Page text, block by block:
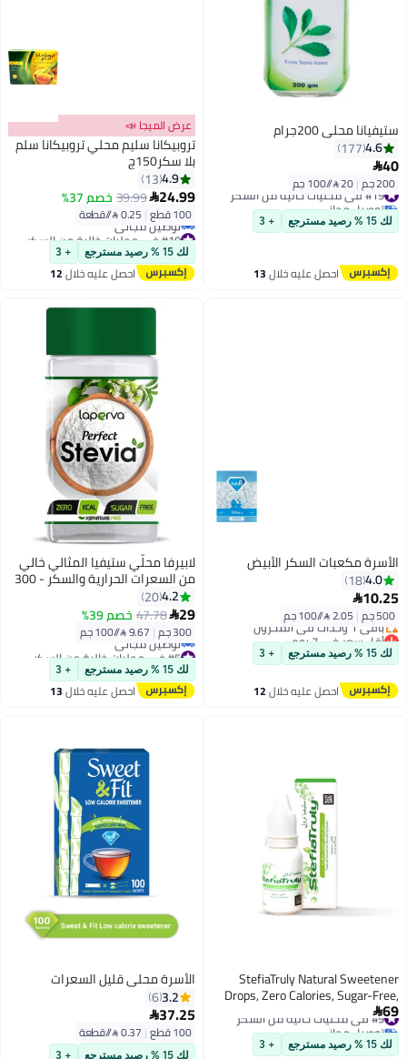
ستيفيانا محلي 200جرام
4.6
177
40
200 جم | #19 في محليات خالية من السكر
توصيل مجاني
#19 في محليات خالية من السكرلك 15 % رصيد مسترجع + 3
احصل عليه خلال13
عرض الميجا 📣
تروبيكانا سليم محلي تروبيكانا سلم
بلا سكر150ج
4.9
13
24.99
39.99خصم 37%
100 قطع |
#10 في محليات خالية من السكر
أقل سعر في 30 يوم
توصيل مجاني
#10 في محليات خالية من السكر
لك 15 % رصيد مسترجع + 3
احصل عليه خلال12
الأسرة مكعبات السكر الأبيض
4.0
18
10.25
500 جم |
أقل سعر في 7 يوم
توصيل مجاني
باقي 1 وحدات في المخزون
أقل سعر في 7 يوم
لك 15 % رصيد مسترجع + 3
احصل عليه خلال12
اغسطس
لابيرفا محلّي ستيفيا المثالي خالي
من السعرات الحرارية والسكر - 300
جم4.2
20
29
47.78خصم 39%
300 جم |
#5 في محليات خالية من السكر
أقل سعر في السنة
توصيل مجاني
#5 في محليات خالية من السكر
لك 15 % رصيد مسترجع + 3
احصل عليه خلال13
اغسطس
StefiaTruly Natural Sweetener
Drops, Zero Calories, Sugar-Free,
100% Pure, Up to 400 Drops Per
Bottle
69#9 في محليات خالية من السكر
توصيل مجاني
#9 في محليات خالية من السكرلك 15 % رصيد مسترجع + 3
الأسرة محلي قليل السعرات
3.2
6
37.25
100 قطع |
لك 15 % رصيد مسترجع + 3